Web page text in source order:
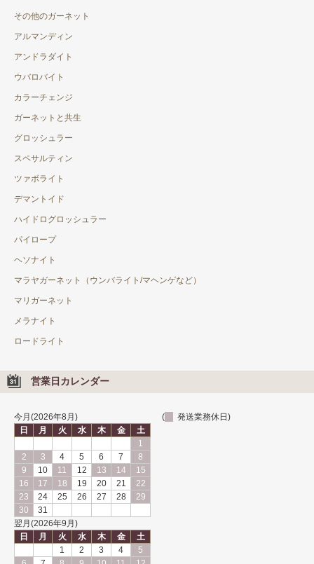
ミネラル 鉱物
関連製品
お仕立て枠
ブレスレット
ペンダント
瓶入り鉱物標本
ルースケース
Tシャツ・バッグ・グッズなど
その他のガーネット
アルマンディン
アンドラダイト
ウバロバイト
カラーチェンジ
ガーネットと共生
グロッシュラー
スペサルティン
ツァボライト
デマントイド
ハイドログロッシュラー
パイロープ
ヘソナイト
マラヤガーネット（ウンバライト/マヘンゲなど）
マリガーネット
メラナイト
ロードライト
営業日カレンダー
今月(2026年8月)
日
月 火 水 木 金
土
1
2
3 4 5 6 7
8
9
10 11 12 13 14
15
16
17 18 19 20 21
22
23
24 25 26 27 28
29
30
31
翌月(2026年9月)
日
月 火 水 木 金
土
1
2 3 4
5
( 発送業務休日)